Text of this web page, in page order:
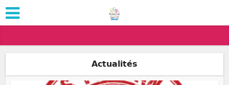
Actualités